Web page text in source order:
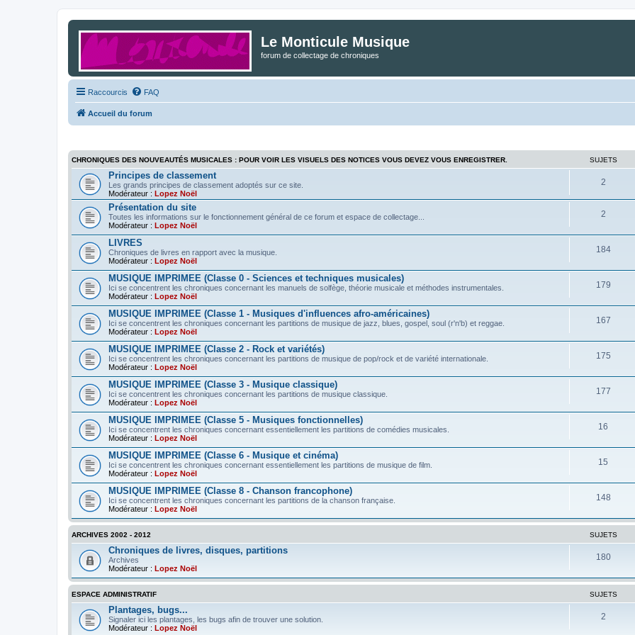
Le Monticule Musique
forum de collectage de chroniques
Raccourcis FAQ
Accueil du forum
CHRONIQUES DES NOUVEAUTÉS MUSICALES : POUR VOIR LES VISUELS DES NOTICES VOUS DEVEZ VOUS ENREGISTRER. SUJETS
Principes de classement
Les grands principes de classement adoptés sur ce site.
Modérateur : Lopez Noël
2
Présentation du site
Toutes les informations sur le fonctionnement général de ce forum et espace de collectage...
Modérateur : Lopez Noël
2
LIVRES
Chroniques de livres en rapport avec la musique.
Modérateur : Lopez Noël
184
MUSIQUE IMPRIMEE (Classe 0 - Sciences et techniques musicales)
Ici se concentrent les chroniques concernant les manuels de solfège, théorie musicale et méthodes instrumentales.
Modérateur : Lopez Noël
179
MUSIQUE IMPRIMEE (Classe 1 - Musiques d'influences afro-américaines)
Ici se concentrent les chroniques concernant les partitions de musique de jazz, blues, gospel, soul (r'n'b) et reggae.
Modérateur : Lopez Noël
167
MUSIQUE IMPRIMEE (Classe 2 - Rock et variétés)
Ici se concentrent les chroniques concernant les partitions de musique de pop/rock et de variété internationale.
Modérateur : Lopez Noël
175
MUSIQUE IMPRIMEE (Classe 3 - Musique classique)
Ici se concentrent les chroniques concernant les partitions de musique classique.
Modérateur : Lopez Noël
177
MUSIQUE IMPRIMEE (Classe 5 - Musiques fonctionnelles)
Ici se concentrent les chroniques concernant essentiellement les partitions de comédies musicales.
Modérateur : Lopez Noël
16
MUSIQUE IMPRIMEE (Classe 6 - Musique et cinéma)
Ici se concentrent les chroniques concernant essentiellement les partitions de musique de film.
Modérateur : Lopez Noël
15
MUSIQUE IMPRIMEE (Classe 8 - Chanson francophone)
Ici se concentrent les chroniques concernant les partitions de la chanson française.
Modérateur : Lopez Noël
148
ARCHIVES 2002 - 2012 SUJETS
Chroniques de livres, disques, partitions
Archives
Modérateur : Lopez Noël
180
ESPACE ADMINISTRATIF SUJETS
Plantages, bugs...
Signaler ici les plantages, les bugs afin de trouver une solution.
Modérateur : Lopez Noël
2